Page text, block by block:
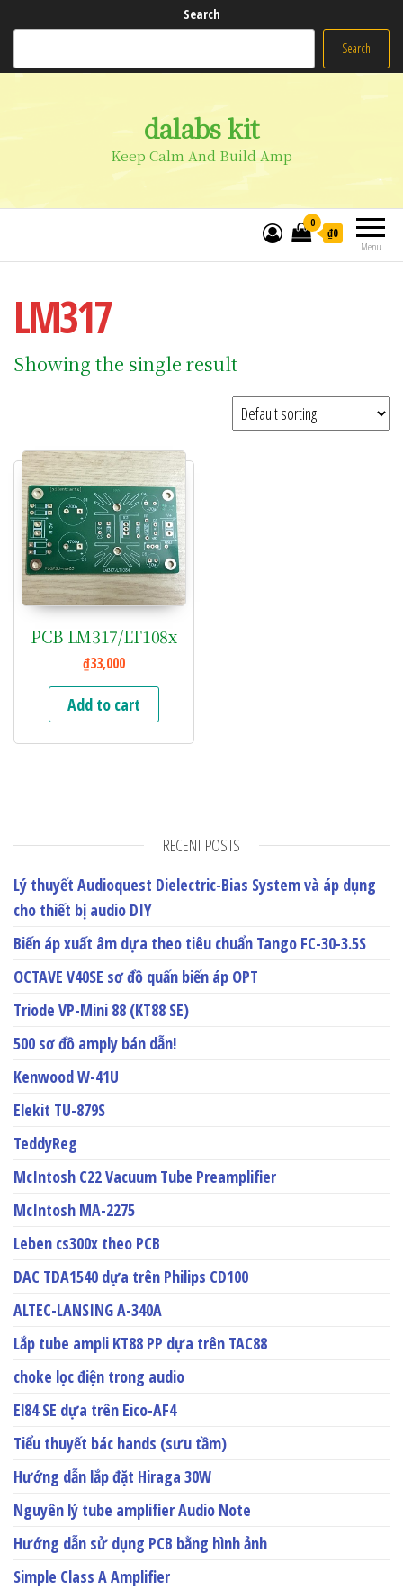
Search
Search
dalabs kit
Keep Calm And Build Amp
Menu
0
₫0
LM317
Showing the single result
PCB LM317/LT108x
₫33,000
Add to cart
RECENT POSTS
Lý thuyết Audioquest Dielectric-Bias System và áp dụng
cho thiết bị audio DIY
Biến áp xuất âm dựa theo tiêu chuẩn Tango FC-30-3.5S
OCTAVE V40SE sơ đồ quấn biến áp OPT
Triode VP-Mini 88 (KT88 SE)
500 sơ đồ amply bán dẫn!
Kenwood W-41U
Elekit TU-879S
TeddyReg
McIntosh C22 Vacuum Tube Preamplifier
McIntosh MA-2275
Leben cs300x theo PCB
DAC TDA1540 dựa trên Philips CD100
ALTEC-LANSING A-340A
Lắp tube ampli KT88 PP dựa trên TAC88
choke lọc điện trong audio
El84 SE dựa trên Eico-AF4
Tiểu thuyết bác hands (sưu tầm)
Hướng dẫn lắp đặt Hiraga 30W
Nguyên lý tube amplifier Audio Note
Hướng dẫn sử dụng PCB bằng hình ảnh
Simple Class A Amplifier